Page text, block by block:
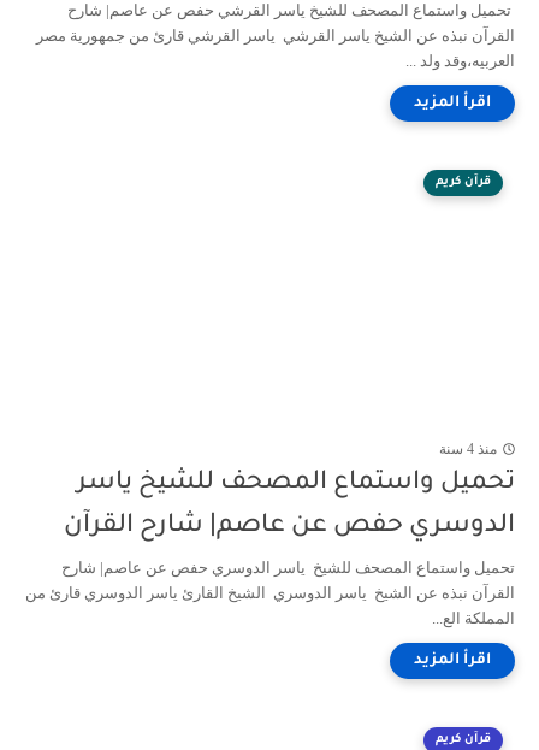
تحميل واستماع المصحف للشيخ ياسر القرشي حفص عن عاصم| شارح
القرآن نبذه عن الشيخ ياسر القرشي ياسر القرشي قارئ من جمهورية مصر
العربيه،وقد ولد ...
قرآن كريم
منذ 4 سنة
تحميل واستماع المصحف للشيخ ياسر
الدوسري حفص عن عاصم| شارح القرآن
تحميل واستماع المصحف للشيخ ياسر الدوسري حفص عن عاصم| شارح
القرآن نبذه عن الشيخ ياسر الدوسري الشيخ القارئ ياسر الدوسري قارئ من
المملكة الع...
قرآن كريم